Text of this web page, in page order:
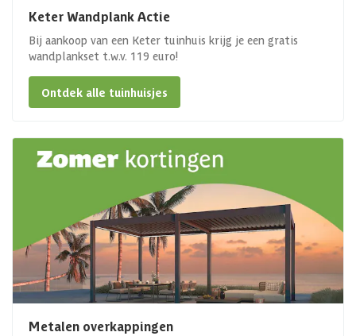
Keter Wandplank Actie
Bij aankoop van een Keter tuinhuis krijg je een gratis
wandplankset t.w.v. 119 euro!
Ontdek alle tuinhuisjes
Metalen overkappingen